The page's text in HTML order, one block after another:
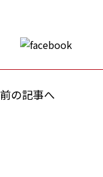
前の記事へ